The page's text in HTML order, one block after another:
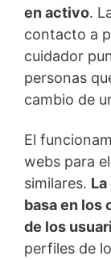
en activo.
contacto a
cuidador
personas
cambio de
El
webs para
similares.
basa en los
de los
perfiles de